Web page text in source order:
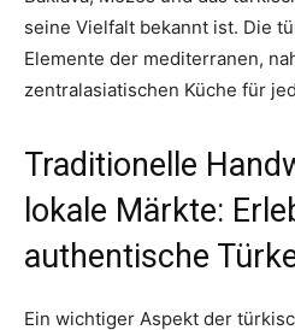
seine Vielfalt bekannt ist. Die
Elemente der mediterranen,
zentralasiatischen Küche für
Traditionelle
lokale Märkte:
authentische
Ein wichtiger Aspekt der